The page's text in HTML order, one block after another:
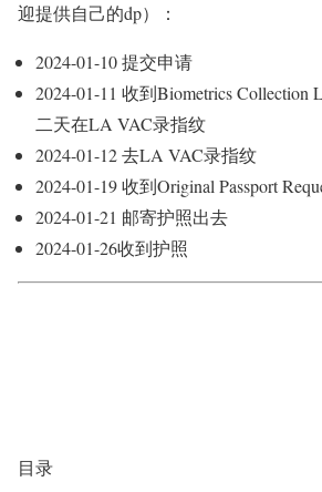
迎提供自己的dp）：
2024-01-10 提交申请
2024-01-11 收到Biometrics Collection
二天在LA VAC录指纹
2024-01-12 去LA VAC录指纹
2024-01-19 收到Original Passport
2024-01-21 邮寄护照出去
2024-01-26收到护照
目录